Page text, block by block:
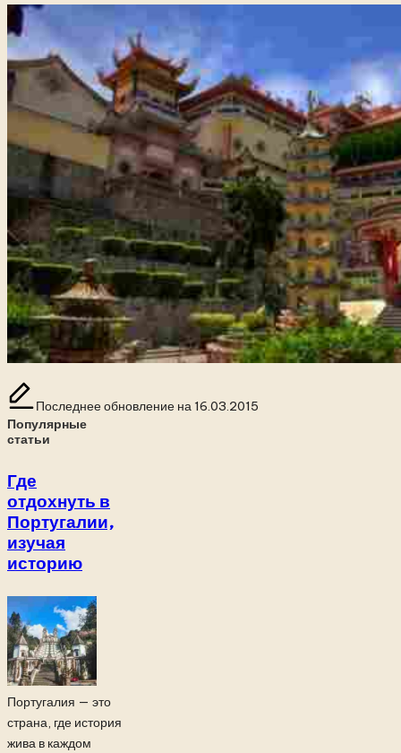
Последнее обновление на 16.03.2015
Популярные
статьи
Где
отдохнуть в
Португалии,
изучая
историю
Португалия — это
страна, где история
жива в каждом